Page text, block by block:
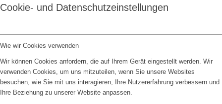
Cookie- und Datenschutzeinstellungen
Wie wir Cookies verwenden
Wir können Cookies anfordern, die auf Ihrem Gerät eingestellt werden. Wir
verwenden Cookies, um uns mitzuteilen, wenn Sie unsere Websites
besuchen, wie Sie mit uns interagieren, Ihre Nutzererfahrung verbessern und
Ihre Beziehung zu unserer Website anpassen.